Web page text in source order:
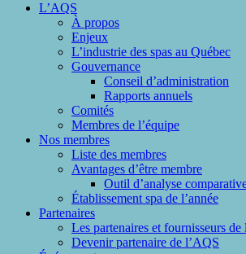
L’AQS
À propos
Enjeux
L’industrie des spas au Québec
Gouvernance
Conseil d’administration
Rapports annuels
Comités
Membres de l’équipe
Nos membres
Liste des membres
Avantages d’être membre
Outil d’analyse
Établissement spa de l’année
Partenaires
Les partenaires et fournisseurs de
Devenir partenaire de l’AQS